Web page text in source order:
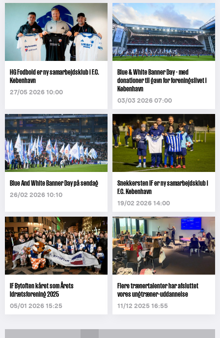
HG Fodbold er ny samarbejdsklub i F.C.
København
27/05 2026 10:00
Blue & White Banner Day - med
donationer til gavn for foreningslivet i
København
03/03 2026 07:00
Blue And White Banner Day på søndag
26/02 2026 10:10
Snekkersten IF er ny samarbejdsklub i
F.C. København
19/02 2026 14:00
IF Bytoften kåret som Årets
Idrætsforening 2025
05/01 2026 15:25
Flere trænertalenter har afsluttet
vores ungtræner-uddannelse
11/12 2025 16:55